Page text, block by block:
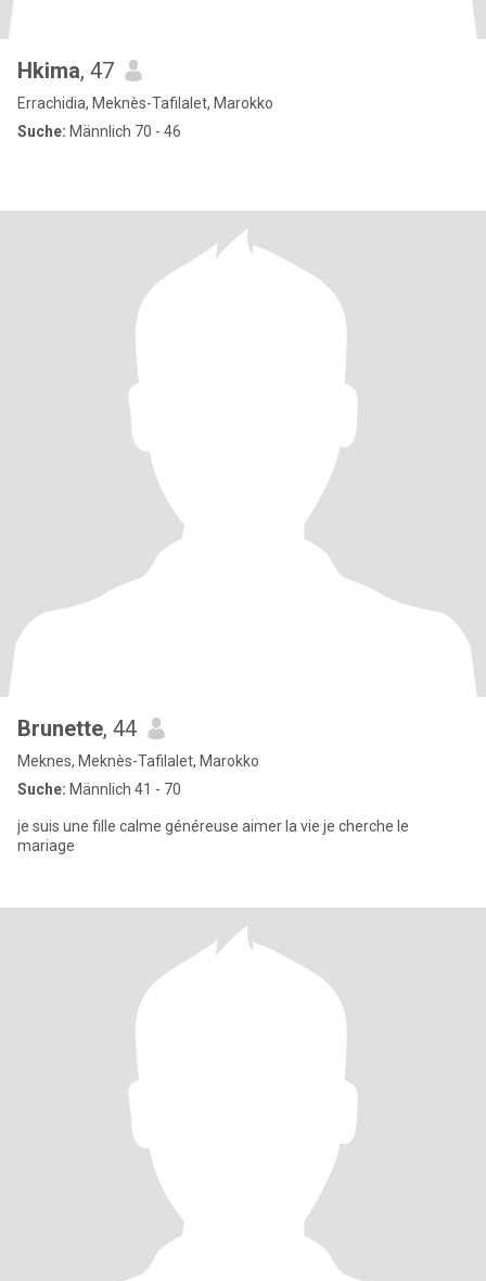
Hkima, 47
Errachidia, Meknès-Tafilalet, Marokko
Suche: Männlich 70 - 46
Brunette, 44
Meknes, Meknès-Tafilalet, Marokko
Suche: Männlich 41 - 70
je suis une fille calme généreuse aimer la vie je cherche le
mariage